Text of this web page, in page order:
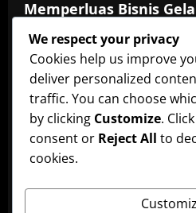
Memperluas Bisnis
Konflik Internal serta
Kompetitor
johnshopkinshouse October 30,
MAFIA
Mafia dan
Organisasi Kriminal
Pekerja Paksa, dan
We respect your privacy
Cookies help us improve
deliver personalized
traffic. You can choose
by clicking Customize. Click
consent or Reject All to
cookies.